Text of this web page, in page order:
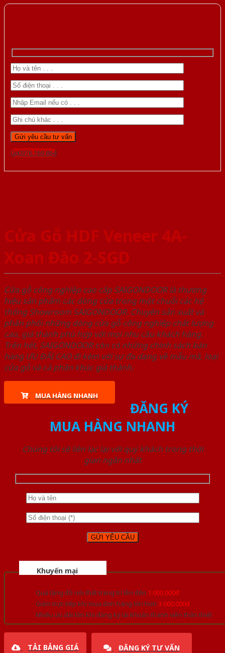
Gọi 0976.169.864
Cửa Gỗ HDF Veneer 4A-
Xoan Đào 2-SGD
Cửa gỗ công nghiệp cao cấp SAIGONDOOR là thương
hiệu sản phẩm các dòng cửa trong một chuỗi các hệ
thống Showroom SAIGONDOOR. Chuyên sản xuất và
phân phối những dòng cửa gỗ công nghiệp chất lượng
cao, giá thành phù hợp với mọi nhu cầu khách hàng.
Trên hết, SAIGONDOOR còn có những chính sách bán
hàng ƯU ĐÃI CAO đi kèm với sự đa dạng về mẫu mã, loại
cửa gỗ và cả phân khúc giá thành.
MUA HÀNG NHANH
ĐĂNG KÝ
MUA HÀNG NHANH
Chúng tôi sẽ liên lạc lại với quý khách trong thời
gian ngắn nhất
Khuyến mại
Quà tặng đồ nội thất trang trí lên đến 1.000.000đ
Giảm trực tiếp khi mua đơn hàng lớn hơn 3.000.000đ
Nhiều ưu đãi lớn khi đăng ký tài khoản thành viên thân thiết
TẢI BẢNG GIÁ ĐĂNG KÝ TƯ VẤN